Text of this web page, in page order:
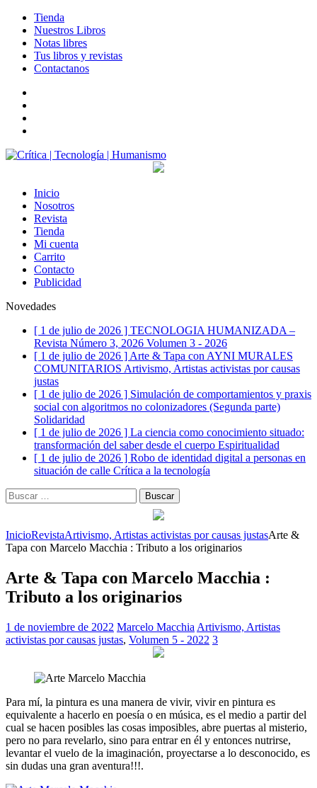
Tienda
Nuestros Libros
Notas libres
Tus libros y revistas
Contactanos
Inicio
Nosotros
Revista
Tienda
Mi cuenta
Carrito
Contacto
Publicidad
Novedades
[ 1 de julio de 2026 ] TECNOLOGIA HUMANIZADA –
Revista Número 3, 2026 Volumen 3 - 2026
[ 1 de julio de 2026 ] Arte & Tapa con AYNI MURALES
COMUNITARIOS Artivismo, Artistas activistas por causas
justas
[ 1 de julio de 2026 ] Simulación de comportamientos y praxis
social con algoritmos no colonizadores (Segunda parte)
Solidaridad
[ 1 de julio de 2026 ] La ciencia como conocimiento situado:
transformación del saber desde el cuerpo Espiritualidad
[ 1 de julio de 2026 ] Robo de identidad digital a personas en
situación de calle Crítica a la tecnología
Buscar:
InicioRevistaArtivismo, Artistas activistas por causas justasArte &
Tapa con Marcelo Macchia : Tributo a los originarios
Arte & Tapa con Marcelo Macchia :
Tributo a los originarios
1 de noviembre de 2022 Marcelo Macchia Artivismo, Artistas
activistas por causas justas, Volumen 5 - 2022 3
Para mí, la pintura es una manera de vivir, vivir en pintura es
equivalente a hacerlo en poesía o en música, es el medio a partir del
cual se hacen posibles las cosas imposibles, abre puertas al misterio,
pero no para revelarlo, sino para entrar en él y entonces nutrirse,
levantar el vuelo de la imaginación, proyectarse a lo desconocido, es
sin dudas una gran aventura!!!.